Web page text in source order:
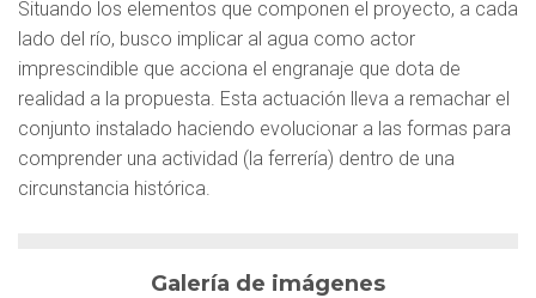
Situando los elementos que componen el proyecto, a cada
lado del río, busco implicar al agua como actor
imprescindible que acciona el engranaje que dota de
realidad a la propuesta. Esta actuación lleva a remachar el
conjunto instalado haciendo evolucionar a las formas para
comprender una actividad (la ferrería) dentro de una
circunstancia histórica.
Galería de imágenes